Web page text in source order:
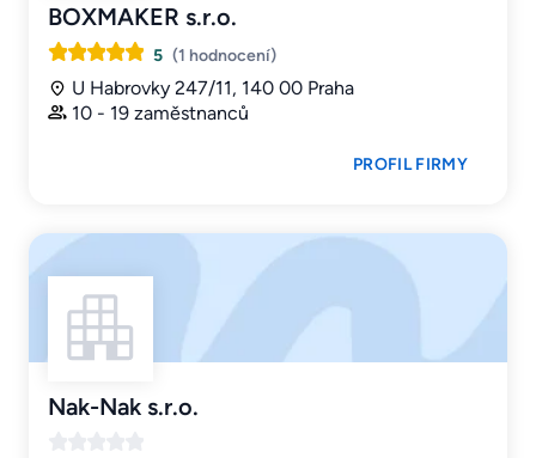
BOXMAKER s.r.o.
5 (1 hodnocení)
U Habrovky 247/11, 140 00 Praha
10 - 19 zaměstnanců
PROFIL FIRMY
Nak-Nak s.r.o.